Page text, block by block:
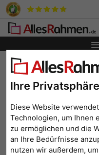
Ihre
Diese Website
Technologien, um Ihnen
zu ermöglichen und die
an Ihre Bedürfnisse
nutzen wir außerdem,
Zurück|Bilderrahmen-
Bilderrahmen Stoumont
Vintage-
Stoumont